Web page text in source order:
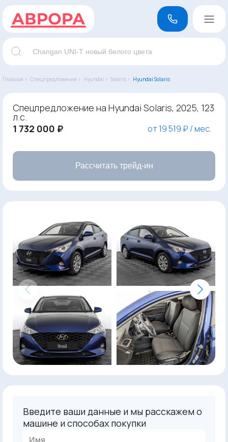
Главная › Спецпредложения › Hyundai › Solaris › Hyundai Solaris
Спецпредложение на Hyundai Solaris, 2025, 123
л.с.
1 732 000 ₽
от 19 519 ₽ / мес.
Рассчитать трейд-ин
Введите ваши данные и мы расскажем о
машине и способах покупки